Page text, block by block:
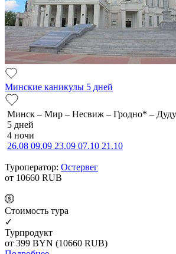
Минские каникулы 5 дней
Минск – Мир – Несвиж – Гродно* –
5 дней
4 ночи
26.08 09.09 23.09 07.10 21.10
Туроператор: Остервег
от 10660 RUB
Cтоимость тура
✓
Турпродукт
от 399 BYN (10660 RUB)